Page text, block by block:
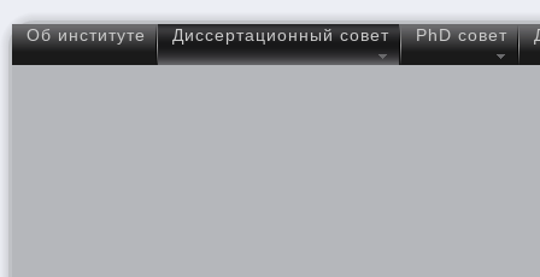
Об институте Диссертационный совет PhD совет